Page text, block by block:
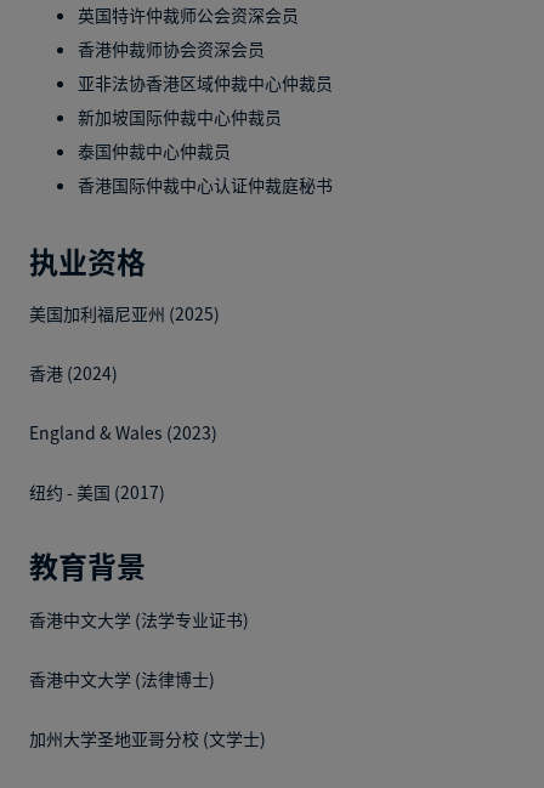
英国特许仲裁师公会资深会员
香港仲裁师协会资深会员
亚非法协香港区域仲裁中心仲裁员
新加坡国际仲裁中心仲裁员
泰国仲裁中心仲裁员
香港国际仲裁中心认证仲裁庭秘书
执业资格
美国加利福尼亚州 (2025)
香港 (2024)
England & Wales (2023)
纽约 - 美国 (2017)
教育背景
香港中文大学 (法学专业证书)
香港中文大学 (法律博士)
加州大学圣地亚哥分校 (文学士)